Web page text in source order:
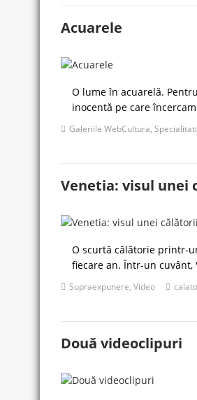
Acuarele
O lume în acuarelă.
inocentă pe care
Galeriile WebCultura, Specialitati
Venetia: visul unei
O scurtă călătorie printr-
fiecare an. Într-un cuvânt,
Supraexpunere, Video
Două videoclipuri